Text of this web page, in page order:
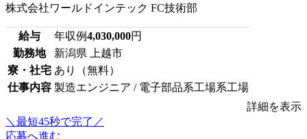
株式会社ワールドインテック FC技術部
給与 年収例4,030,000円
勤務地
新潟県 上越市
寮・社宅 あり（無料）
仕事内容 製造エンジニア / 電子部品系工場系工場
詳細を表示
＼最短45秒で完了／
応募へ進む